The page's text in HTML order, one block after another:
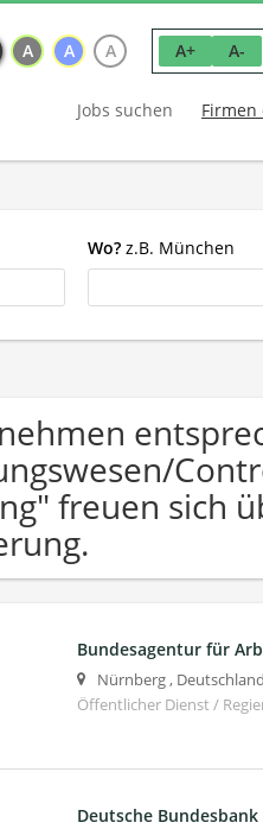
A A A A+ A-
Jobs suchen Firmen
Wo? z.B. München
freuen sich
Bundesagentur für
Nürnberg, Deutschland
Öffentlicher Dienst /
Deutsche Bundesbank